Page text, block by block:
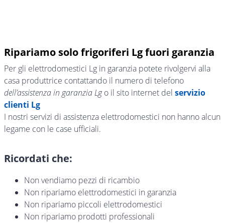
Ripariamo solo frigoriferi Lg fuori garanzia
Per gli elettrodomestici Lg in garanzia potete rivolgervi alla
casa produttrice contattando il numero di telefono
dell’assistenza in garanzia Lgo il sito internet del servizio
clienti Lg
I nostri servizi di assistenza elettrodomestici non hanno alcun
legame con le case ufficiali.
Ricordati che:
Non vendiamo pezzi di ricambio
Non ripariamo elettrodomestici in garanzia
Non ripariamo piccoli elettrodomestici
Non ripariamo prodotti professionali